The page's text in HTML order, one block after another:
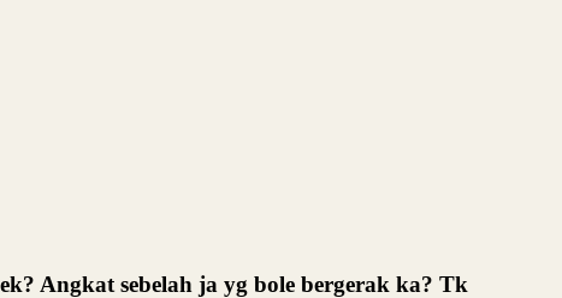
Angkat sebelah ja yg bole bergerak ka? Tk